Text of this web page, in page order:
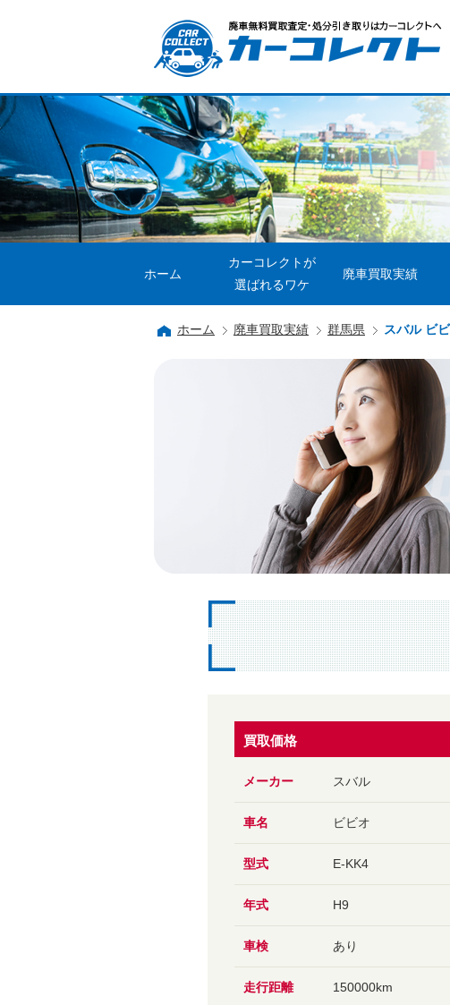
ホーム
カーコレクトが
選ばれるワケ
廃車買取実績
ホーム 廃車買取実績 群馬県 スバル ビ
買取価格
メーカー スバル
車名 ビビオ
型式 E-KK4
年式 H9
車検 あり
走行距離 150000km